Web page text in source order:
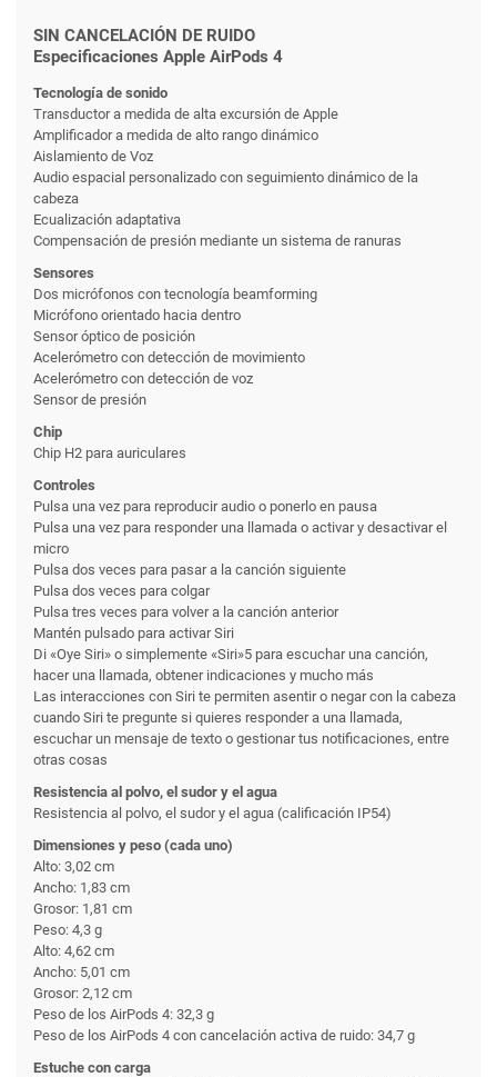
SIN CANCELACIÓN DE RUIDO
Especificaciones Apple AirPods 4
Tecnología de sonido
Transductor a medida de alta excursión de Apple
Amplificador a medida de alto rango dinámico
Aislamiento de Voz
Audio espacial personalizado con seguimiento dinámico de la
cabeza
Ecualización adaptativa
Compensación de presión mediante un sistema de ranuras
Sensores
Dos micrófonos con tecnología beamforming
Micrófono orientado hacia dentro
Sensor óptico de posición
Acelerómetro con detección de movimiento
Acelerómetro con detección de voz
Sensor de presión
Chip
Chip H2 para auriculares
Controles
Pulsa una vez para reproducir audio o ponerlo en pausa
Pulsa una vez para responder una llamada o activar y desactivar el
micro
Pulsa dos veces para pasar a la canción siguiente
Pulsa dos veces para colgar
Pulsa tres veces para volver a la canción anterior
Mantén pulsado para activar Siri
Di «Oye Siri» o simplemente «Siri»5 para escuchar una canción,
hacer una llamada, obtener indicaciones y mucho más
Las interacciones con Siri te permiten asentir o negar con la cabeza
cuando Siri te pregunte si quieres responder a una llamada,
escuchar un mensaje de texto o gestionar tus notificaciones, entre
otras cosas
Resistencia al polvo, el sudor y el agua
Resistencia al polvo, el sudor y el agua (calificación IP54)
Dimensiones y peso (cada uno)
Alto: 3,02 cm
Ancho: 1,83 cm
Grosor: 1,81 cm
Peso: 4,3 g
Alto: 4,62 cm
Ancho: 5,01 cm
Grosor: 2,12 cm
Peso de los AirPods 4: 32,3 g
Peso de los AirPods 4 con cancelación activa de ruido: 34,7 g
Estuche con carga